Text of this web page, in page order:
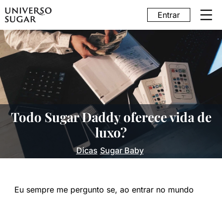
Entrar
Todo Sugar Daddy oferece vida de
luxo?
Dicas Sugar Baby
Eu sempre me pergunto se, ao entrar no mundo